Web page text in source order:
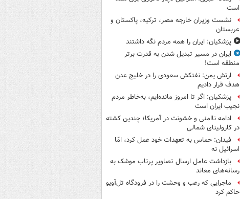
است
نشست وزیران خارجه مصر، ترکیه، پاکستان و
عربستان
پزشکیان: ایران را همه مردم نگه داشتند
ایران در مسیر تبدیل شدن به قدرت برتر
منطقه است!
ارتش یمن: نفتکش سعودی را در خلیج عدن
هدف قرار دادیم
پزشکیان: اگر تا امروز مانده‌ایم، به‌خاطر مردم
نجیب ایران است
ادامه ناامنی و خشونت در آمریکا؛ چندین کشته
در کارولینای شمالی
فیدان: حماس به تعهدات خود عمل کرد، امّا
اسرائیل نه
بازداشت عامل ارسال تصاویر پرتاب موشک به
رسانه‌های معاند
ماجرایی که رعب و وحشت را در فرودگاه تل‌آویو
حاکم کرد